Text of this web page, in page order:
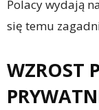
Polacy wydają
się temu
WZROST